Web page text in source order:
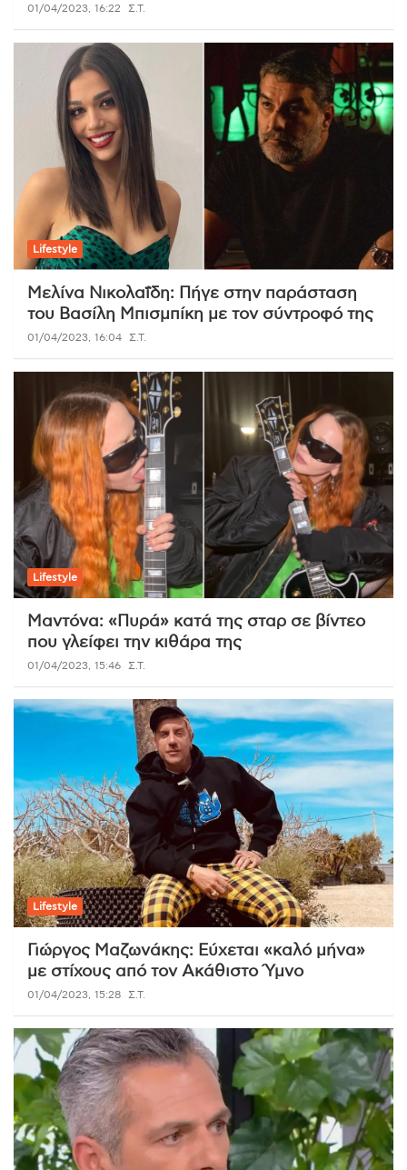
01/04/2023, 16:22 Σ.Τ.
Lifestyle
Μελίνα Νικολαΐδη: Πήγε στην παράσταση
του Βασίλη Μπισμπίκη με τον σύντροφό της
01/04/2023, 16:04 Σ.Τ.
Lifestyle
Μαντόνα: «Πυρά» κατά της σταρ σε βίντεο
που γλείφει την κιθάρα της
01/04/2023, 15:46 Σ.Τ.
Lifestyle
Γιώργος Μαζωνάκης: Εύχεται «καλό μήνα»
με στίχους από τον Ακάθιστο Ύμνο
01/04/2023, 15:28 Σ.Τ.